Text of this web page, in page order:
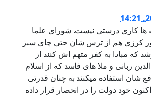
ها کاری درستی نیست. شورای علما
کرزی هم از ترس شان حتی چای سبز
که مبادا به کفر متهم اش کنند از
ربانی و ملا های فاسد که از اسلام
شان استفاده میکنند به چنان قدرتی
خود دولت را در انحصار قرار داده